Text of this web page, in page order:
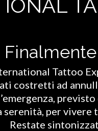
Finalmente
Tattoo
costretti ad
serenità, per
Restate